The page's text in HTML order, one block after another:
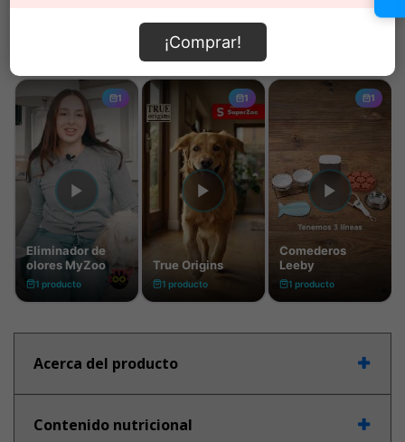
Acerca del producto
Contenido nutricional
¡Comprar!